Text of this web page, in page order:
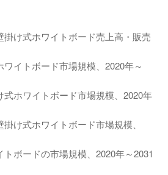
け式ホワイトボード売上高・販売
イトボード市場規模、2020年～
ホワイトボード市場規模、2020年
式ホワイトボード市場規模、
ボードの市場規模、2020年～2031